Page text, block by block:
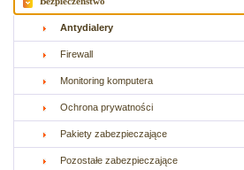
Antydialery
Firewall
Monitoring komputera
Ochrona prywatności
Pakiety zabezpieczające
Pozostałe zabezpieczające